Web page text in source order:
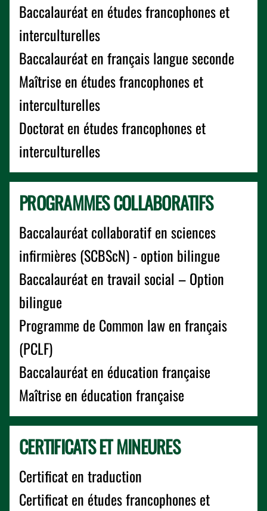
Baccalauréat en études francophones et
interculturelles
Baccalauréat en français langue seconde
Maîtrise en études francophones et
interculturelles
Doctorat en études francophones et
interculturelles
PROGRAMMES COLLABORATIFS
Baccalauréat collaboratif en sciences
infirmières (SCBScN) - option bilingue
Baccalauréat en travail social – Option
bilingue
Programme de Common law en français
(PCLF)
Baccalauréat en éducation française
Maîtrise en éducation française
CERTIFICATS ET MINEURES
Certificat en traduction
Certificat en études francophones et